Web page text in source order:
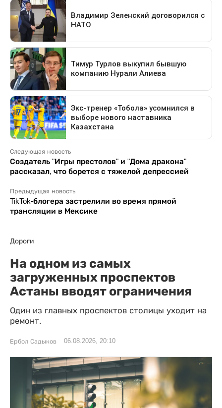
Следующая новость
Создатель "Игры престолов" и "Дома дракона"
рассказал, что борется с тяжелой депрессией
Предыдущая новость
TikTok-блогера застрелили во время прямой
трансляции в Мексике
Дороги
На одном из самых
загруженных проспектов
Астаны вводят ограничения
Один из главных проспектов столицы уходит на
ремонт.
Ербол Садыков 06.08.2026, 20:10